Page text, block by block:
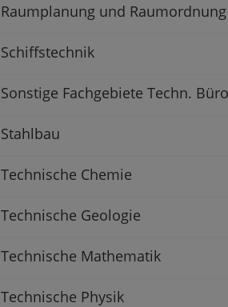
Raumplanung und Raumordnung
Schiffstechnik
Sonstige Fachgebiete Techn.
Stahlbau
Technische Chemie
Technische Geologie
Technische Mathematik
Technische Physik